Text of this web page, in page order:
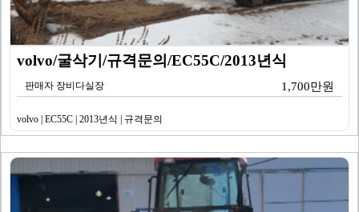
volvo/굴삭기/규격문의/EC55C/2013년식
판매자 장비다실장 1,700만원
volvo | EC55C | 2013년식 | 규격문의